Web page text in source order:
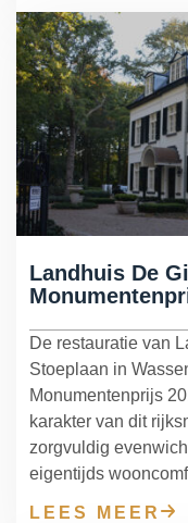
Landhuis De
De restauratie van
Stoeplaan in
Monumentenprijs
karakter van dit
zorgvuldig
eigentijds
LEES MEER